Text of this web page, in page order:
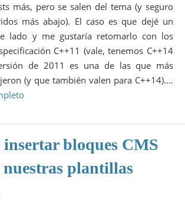
más, pero se salen del tema (y seguro
más abajo). El caso es que dejé un
lado y me gustaría retomarlo con los
C++11 (vale, tenemos C++14
de 2011 es una de las que más
(y que también valen para C++14).…
bloques CMS
nuestras plantillas